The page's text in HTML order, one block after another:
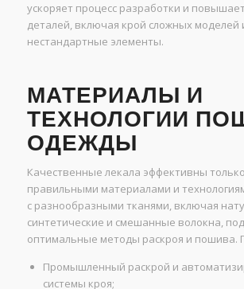
ускоряет процесс разработки и
деталей, включая крой сложных моделей
нестандартные элементы.
МАТЕРИАЛЫ И
ТЕХНОЛОГИИ
ОДЕЖДЫ
Качественные лекала эффективны
правильными материалами и
с разнообразными тканями, включая
синтетические и смешанные волокна,
оптимальные методы раскроя и пошива.
Промышленный раскрой и
системы кроя;